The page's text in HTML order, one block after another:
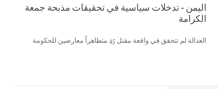
اليمن - تدخلات سياسية في تحقيقات مذبحة جمعة
الكرامة
العدالة لم تتحقق في واقعة مقتل 45 متظاهراً معارضين للحكومة